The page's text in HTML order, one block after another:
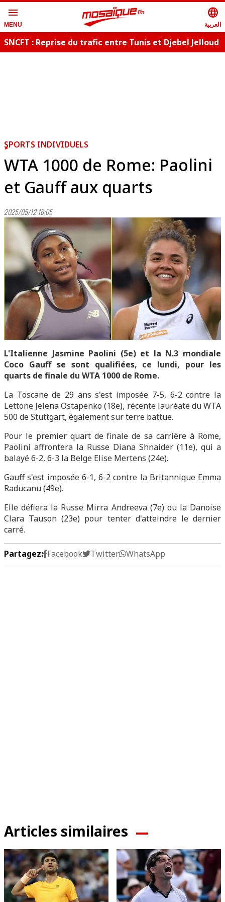
menu
MENU
language
العربية
SNCFT : Reprise du trafic entre Tunis et Djebel Jelloud
ٍSPORTS INDIVIDUELS
WTA 1000 de Rome: Paolini
et Gauff aux quarts
2025/05/12 16:05
L'Italienne Jasmine Paolini (5e) et la N.3 mondiale
Coco Gauff se sont qualifiées, ce lundi, pour les
quarts de finale du WTA 1000 de Rome.
La Toscane de 29 ans s'est imposée 7-5, 6-2 contre la
Lettone Jelena Ostapenko (18e), récente lauréate du WTA
500 de Stuttgart, également sur terre battue.
Pour le premier quart de finale de sa carrière à Rome,
Paolini affrontera la Russe Diana Shnaider (11e), qui a
balayé 6-2, 6-3 la Belge Elise Mertens (24e).
Gauff s'est imposée 6-1, 6-2 contre la Britannique Emma
Raducanu (49e).
Elle défiera la Russe Mirra Andreeva (7e) ou la Danoise
Clara Tauson (23e) pour tenter d'atteindre le dernier
carré.
Partagez: Facebook Twitter WhatsApp
Articles similaires